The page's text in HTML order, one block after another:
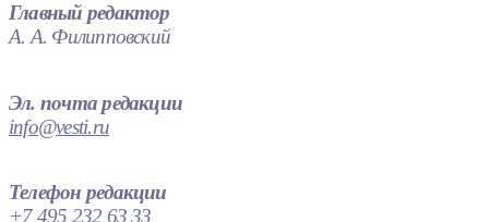
Главный редактор
А. А. Филипповский
Эл. почта редакции
info@vesti.ru
Телефон редакции
+7 495 232 63 33